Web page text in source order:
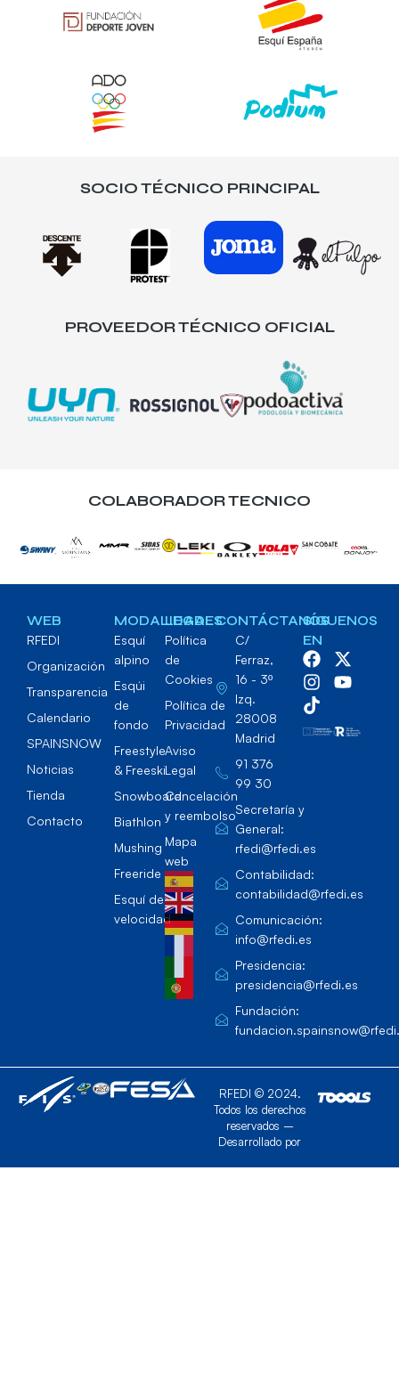
SOCIO TÉCNICO PRINCIPAL
PROVEEDOR TÉCNICO OFICIAL
COLABORADOR TECNICO
WEB
RFEDI
Organización
Transparencia
Calendario
SPAINSNOW
Noticias
Tienda
Contacto
MODALIDADES
Esquí
alpino
Esqúi
de
fondo
Freestyle
& Freeski
Snowboard
Biathlon
Mushing
Freeride
Esquí de
velocidad
LEGAL
Política
de
Cookies
Política de
Privacidad
Aviso
Legal
Cancelación
y reembolso
Mapa
web
CONTÁCTANOS
C/
Ferraz,
16 - 3º
Izq.
28008
Madrid
91 376
99 30
Secretaría y
General:
rfedi@rfedi.es
Contabilidad:
contabilidad@rfedi.es
Comunicación:
info@rfedi.es
Presidencia:
presidencia@rfedi.es
Fundación:
SÍGUENOS
EN
RFEDI © 2024.
Todos los derechos
reservados –
Desarrollado por